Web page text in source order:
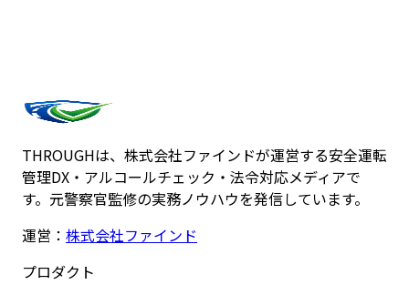
THROUGHは、株式会社ファインドが運営する安全運転
管理DX・アルコールチェック・法令対応メディアで
す。元警察官監修の実務ノウハウを発信しています。
運営： 株式会社ファインド
プロダクト